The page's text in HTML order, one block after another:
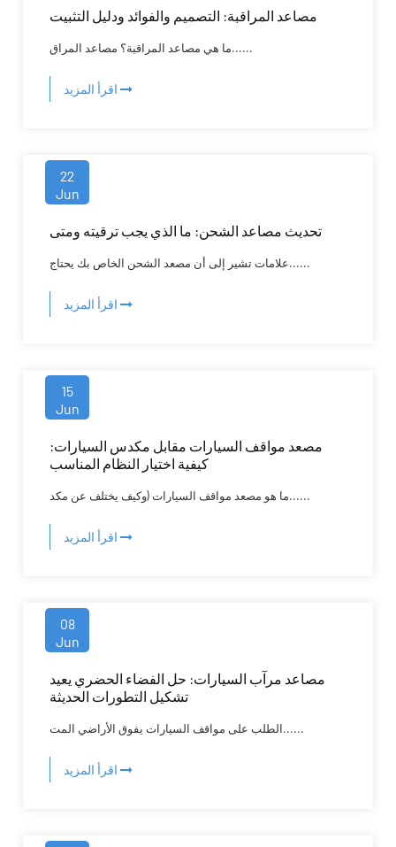
مصاعد المراقبة: التصميم والفوائد ودليل التثبيت
ما هي مصاعد المراقبة؟ مصاعد المراق......
اقرأ المزيد
22
Jun
تحديث مصاعد الشحن: ما الذي يجب ترقيته ومتى
علامات تشير إلى أن مصعد الشحن الخاص بك يحتاج......
اقرأ المزيد
15
Jun
مصعد مواقف السيارات مقابل مكدس السيارات:
كيفية اختيار النظام المناسب
ما هو مصعد مواقف السيارات (وكيف يختلف عن مكد......
اقرأ المزيد
08
Jun
مصاعد مرآب السيارات: حل الفضاء الحضري يعيد
تشكيل التطورات الحديثة
الطلب على مواقف السيارات يفوق الأراضي المت......
اقرأ المزيد